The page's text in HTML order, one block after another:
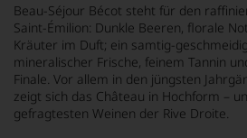
Beau-Séjour Bécot steht für den
Saint-Émilion: Dunkle Beeren, florale
Kräuter im Duft; ein samtig-
mineralischer Frische, feinem Tannin
Finale. Vor allem in den jüngsten
zeigt sich das Château in Hochform –
gefragtesten Weinen der Rive Droite.